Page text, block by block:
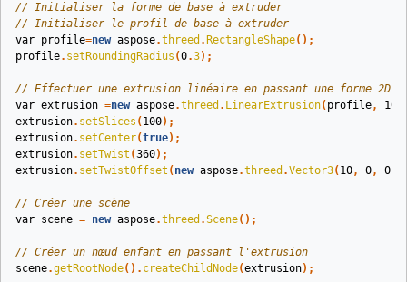
// Initialiser la forme de base à extruder
// Initialiser le profil de base à extruder
var profile=new aspose.threed . RectangleShape();
profile. setRoundingRadius (0.3);
// Effectuer une extrusion linéaire en passant une forme 2D
var extrusion =new aspose.threed . LinearExtrusion( profile, 10
extrusion. setSlices ( 100);
extrusion. setCenter(true);
extrusion. setTwist (360);
extrusion. setTwistOffset ( new aspose.threed .Vector3( 10, 0, 0
// Créer une scène
var scene = new aspose.threed .Scene();
// Créer un nœud enfant en passant l'extrusion
scene.getRootNode(). createChildNode(extrusion);